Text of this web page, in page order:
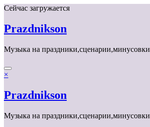
Перейти
содержимому
Сейчас загружается
Prazdnikson
Музыка на праздники,сценарии,минусовки
×
Prazdnikson
Музыка на праздники,сценарии,минусовки